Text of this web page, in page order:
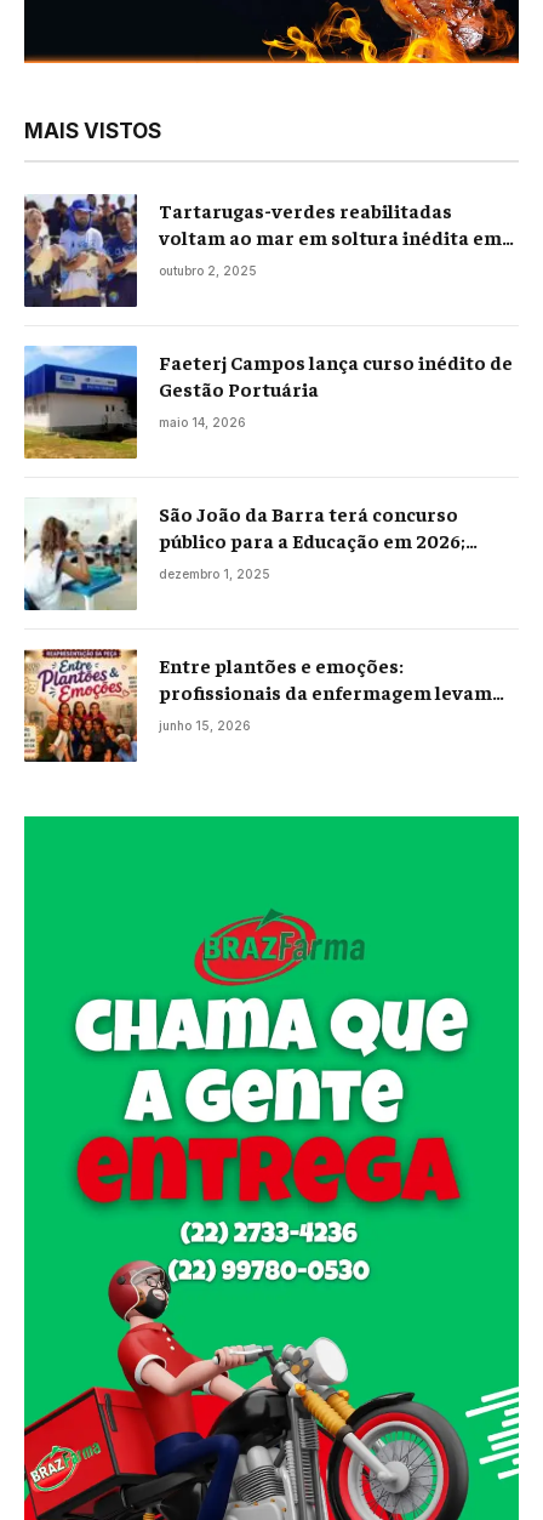
MAIS VISTOS
Tartarugas-verdes reabilitadas
voltam ao mar em soltura inédita em
Praia Seca
outubro 2, 2025
Faeterj Campos lança curso inédito de
Gestão Portuária
maio 14, 2026
São João da Barra terá concurso
público para a Educação em 2026;
projeto já está na Câmara
dezembro 1, 2025
Entre plantões e emoções:
profissionais da enfermagem levam
histórias reais ao palco em Campos
junho 15, 2026